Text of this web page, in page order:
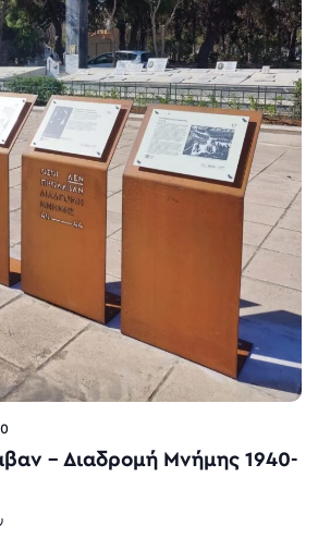
– Διαδρομή Μνήμης 1940-